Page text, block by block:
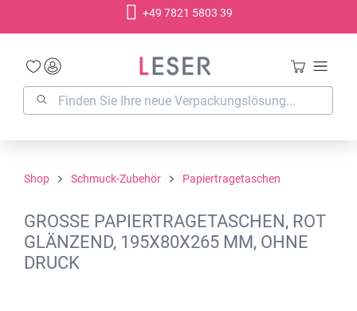
+49 7821 5803 39
Shop Schmuck-Zubehör Papiertragetaschen
GROSSE PAPIERTRAGETASCHEN, ROT G
LÄNZEND, 195X80X265 MM, OHNE D
RUCK